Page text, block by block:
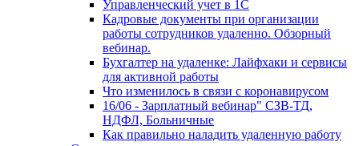
Управленческий учет в 1С
Кадровые документы при организации
работы сотрудников удаленно. Обзорный
вебинар.
Бухгалтер на удаленке: Лайфхаки и сервисы
для активной работы
Что изменилось в связи с коронавирусом
16/06 - Зарплатный вебинар" СЗВ-ТД,
НДФЛ, Больничные
Как правильно наладить удаленную работу